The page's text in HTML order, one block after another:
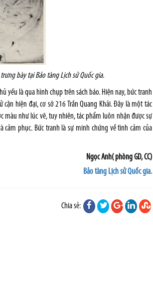
bày tại Bảo tàng Lịch sử Quốc gia.
yếu là qua hình chụp trên sách báo. Hiện nay, bức tranh
hiện đại, cơ sở 216 Trần Quang Khải. Đây là một tác
như lúc vẽ, tuy nhiên, tác phẩm luôn nhận được sự
phục. Bức tranh là sự minh chứng về tình cảm của
Ngọc Anh( phòng GD, CC)
Bảo tàng Lịch sử Quốc gia.
Chia sẻ: